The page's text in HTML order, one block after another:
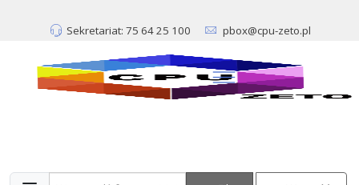
Sekretariat: 75 64 25 100 pbox@cpu-zeto.pl
Wprowadź fragment tytułu